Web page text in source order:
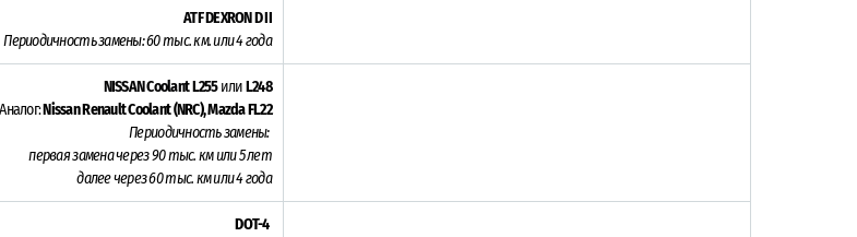
ATF DEXRON D II
Периодичность замены: 60 тыс. км. или 4 года
NISSAN Coolant L255илиL248
Аналог:Nissan Renault Coolant (NRC),Mazda FL22
Периодичность замены:
первая замена через 90 тыс. км или 5 лет
далее через 60 тыс. км или 4 года
DOT-4